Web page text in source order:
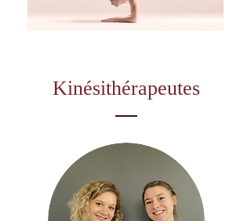
Kinésithérapeutes